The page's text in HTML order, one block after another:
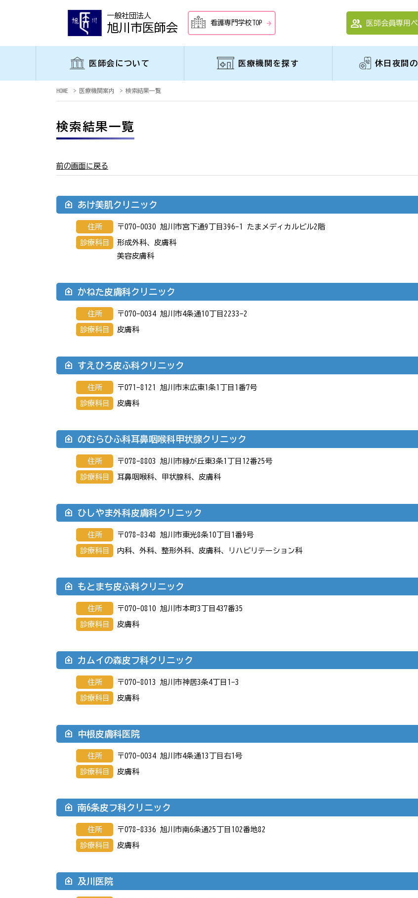
一般社団法人
旭川市医師会 看護専門学校TOP arrow_forward group 医師会員専用
医師会について 医療機関を探す 休日夜間
HOME 医療機関案内 検索結果一覧
検索結果一覧
前の画面に戻る
あけ美肌クリニック
住所 〒070-0030 旭川市宮下通9丁目396-1 たまメディカルビル2階
診療科目
形成外科、皮膚科
美容皮膚科
かねた皮膚科クリニック
住所 〒070-0034 旭川市4条通10丁目2233-2
診療科目 皮膚科
すえひろ皮ふ科クリニック
住所 〒071-8121 旭川市末広東1条1丁目1番7号
診療科目 皮膚科
のむらひふ科耳鼻咽喉科甲状腺クリニック
住所 〒078-8803 旭川市緑が丘東3条1丁目12番25号
診療科目 耳鼻咽喉科、甲状腺科、皮膚科
ひしやま外科皮膚科クリニック
住所 〒078-8348 旭川市東光8条10丁目1番9号
診療科目 内科、外科、整形外科、皮膚科、リハビリテーション科
もとまち皮ふ科クリニック
住所 〒070-0810 旭川市本町3丁目437番35
診療科目 皮膚科
カムイの森皮フ科クリニック
住所 〒070-8013 旭川市神居3条4丁目1-3
診療科目 皮膚科
中根皮膚科医院
住所 〒070-0034 旭川市4条通13丁目右1号
診療科目 皮膚科
南6条皮フ科クリニック
住所 〒078-8336 旭川市南6条通25丁目102番地82
診療科目 皮膚科
及川医院